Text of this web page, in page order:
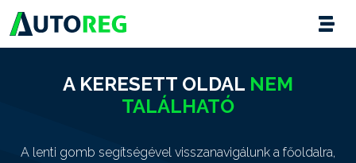
A KERESETT OLDAL NEM
TALÁLHATÓ
A lenti gomb segítségével visszanavigálunk a főoldalra,